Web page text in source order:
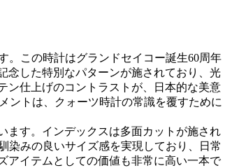
。この時計はグランドセイコー誕生60周年
念した特別なパターンが施されており、光
ン仕上げのコントラストが、日本的な美意
ントは、クォーツ時計の常識を覆すために
ます。インデックスは多面カットが施され
染みの良いサイズ感を実現しており、日常
アイテムとしての価値も非常に高い一本で